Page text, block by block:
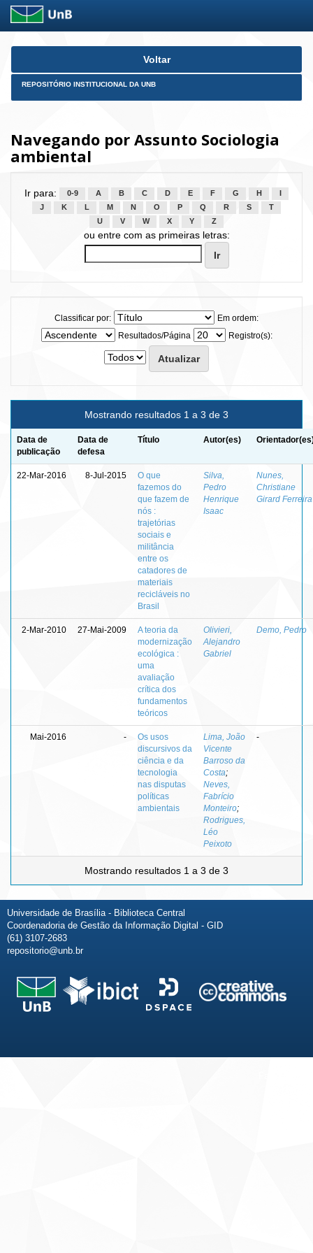
Skip
Voltar
REPOSITÓRIO INSTITUCIONAL DA UNB
Navegando por Assunto Sociologia
ambiental
Ir para: 0-9 A B C D E F G H
J
K L M N O P Q R S
T
U
V W X Y Z
ou entre com as primeiras letras:
Classificar por:
Em ordem:
Resultados/Página
Registro(s):
Mostrando resultados 1 a 3 de 3
Data de
publicação
Data de
defesa
Título Autor(es)
22-Mar-2016 8-Jul-2015
O que
fazemos do
que fazem de
nós :
trajetórias
sociais e
militância
entre os
catadores de
materiais
recicláveis no
Brasil
Silva,
Pedro
Henrique
Isaac
Nunes,
Christiane
Girard Ferreira
2-Mar-2010 27-Mai-2009
A teoria da
modernização
ecológica :
uma
avaliação
crítica dos
fundamentos
teóricos
Olivieri,
Alejandro
Gabriel
Demo, Pedro
Mai-2016 -
Os usos
discursivos da
ciência e da
tecnologia
nas disputas
políticas
ambientais
Lima, João
Vicente
Barroso da
Costa;
Neves,
Fabrício
Monteiro;
Rodrigues,
Léo
Peixoto
-
Mostrando resultados 1 a 3 de 3
Universidade de Brasília - Biblioteca Central
Coordenadoria de Gestão da Informação Digital - GID
(61) 3107-2683
repositorio@unb.br